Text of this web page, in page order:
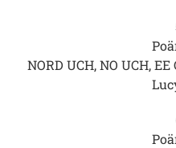
NORD UCH, NO UCH,